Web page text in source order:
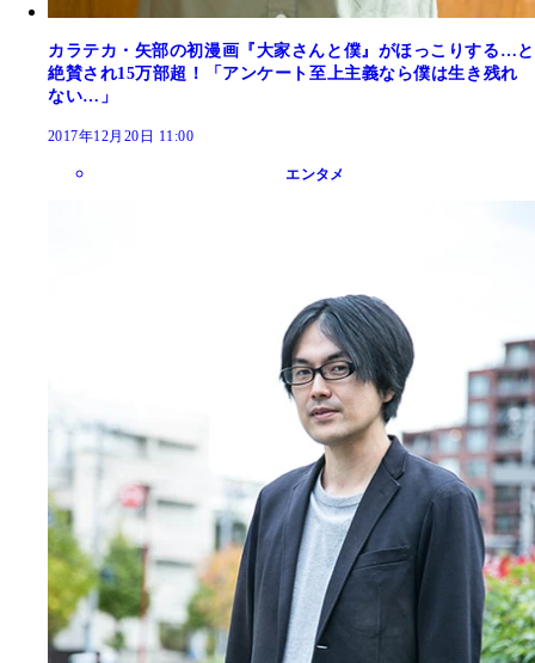
カラテカ・矢部の初漫画『大家さんと僕』がほっこりする…と
絶賛され15万部超！「アンケート至上主義なら僕は生き残れ
ない…」
2017年12月20日 11:00
エンタメ